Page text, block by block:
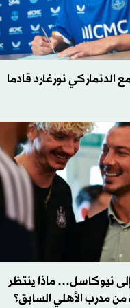
الدنماركي نورغارد قادما
نيوكاسل… ماذا ينتظر
من مدرب الأهلي السابق؟